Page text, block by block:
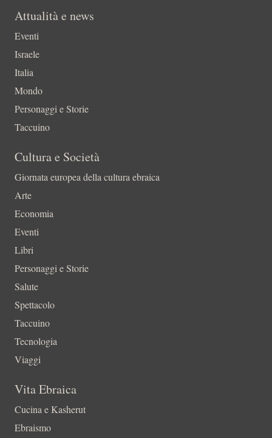
Attualità e news
Eventi
Israele
Italia
Mondo
Personaggi e Storie
Taccuino
Cultura e Società
Giornata europea della cultura ebraica
Arte
Economia
Eventi
Libri
Personaggi e Storie
Salute
Spettacolo
Taccuino
Tecnologia
Viaggi
Vita Ebraica
Cucina e Kasherut
Ebraismo